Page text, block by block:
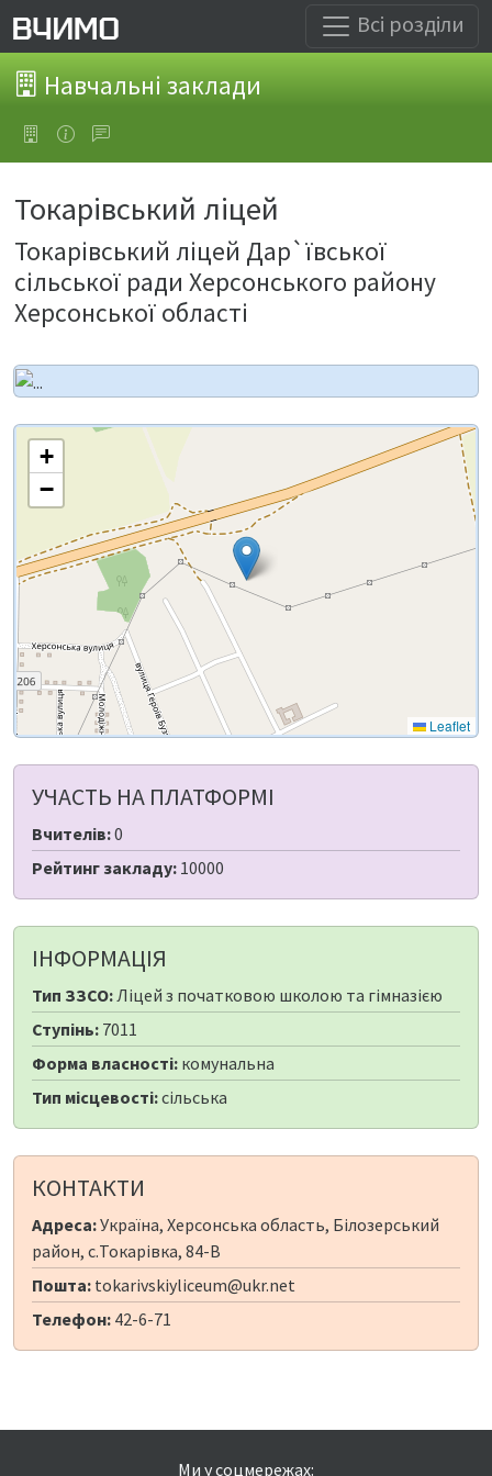
Всі розділи
Навчальні заклади
Токарівський ліцей
Токарівський ліцей Дар`ївської
сільської ради Херсонського району
Херсонської області
+
−
Leaflet
УЧАСТЬ НА ПЛАТФОРМІ
Вчителів:0
Рейтинг закладу: 10000
ІНФОРМАЦІЯ
Тип ЗЗСО:Ліцей з початковою школою та гімназією
Ступінь: 7011
Форма власності: комунальна
Тип місцевості:сільська
КОНТАКТИ
Адреса:Україна, Херсонська область, Білозерський
район, с.Токарівка, 84-В
Пошта: tokarivskiyliceum@ukr.net
Телефон: 42-6-71
Ми у соцмережах: